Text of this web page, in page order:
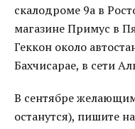
скалодроме 9a в
магазине Примус в
Геккон около
Бахчисарае, в сети
В сентябре
останутся), пишите на